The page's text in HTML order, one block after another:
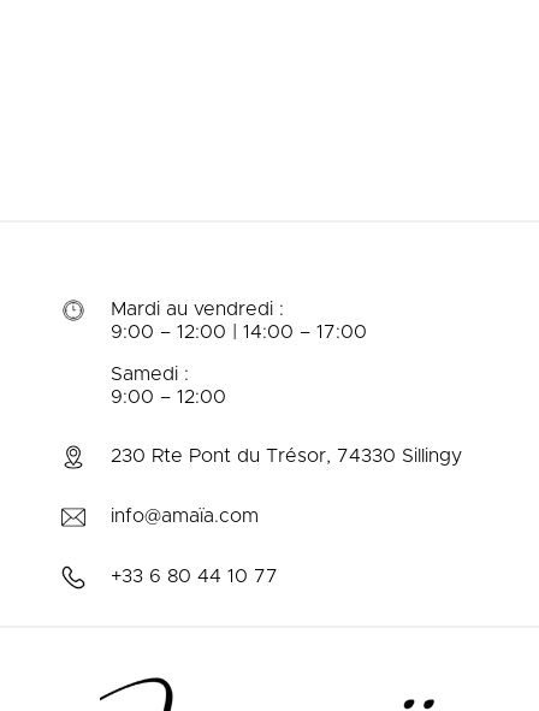
Mardi au vendredi :
9:00 – 12:00 | 14:00 – 17:00
Samedi :
9:00 – 12:00
230 Rte Pont du Trésor, 74330 Sillingy
info@amaïa.com
+33 6 80 44 10 77